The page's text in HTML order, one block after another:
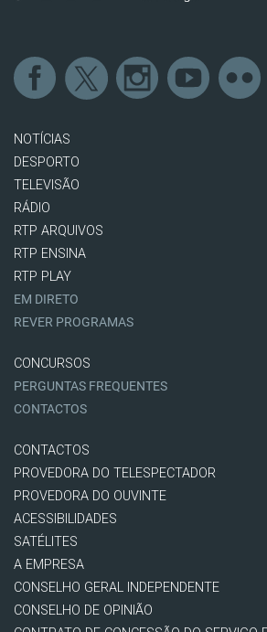
NOTÍCIAS
DESPORTO
TELEVISÃO
RÁDIO
RTP ARQUIVOS
RTP ENSINA
RTP PLAY
EM DIRETO
REVER PROGRAMAS
CONCURSOS
PERGUNTAS FREQUENTES
CONTACTOS
CONTACTOS
PROVEDORA DO TELESPECTADOR
PROVEDORA DO OUVINTE
ACESSIBILIDADES
SATÉLITES
A EMPRESA
CONSELHO GERAL INDEPENDENTE
CONSELHO DE OPINIÃO